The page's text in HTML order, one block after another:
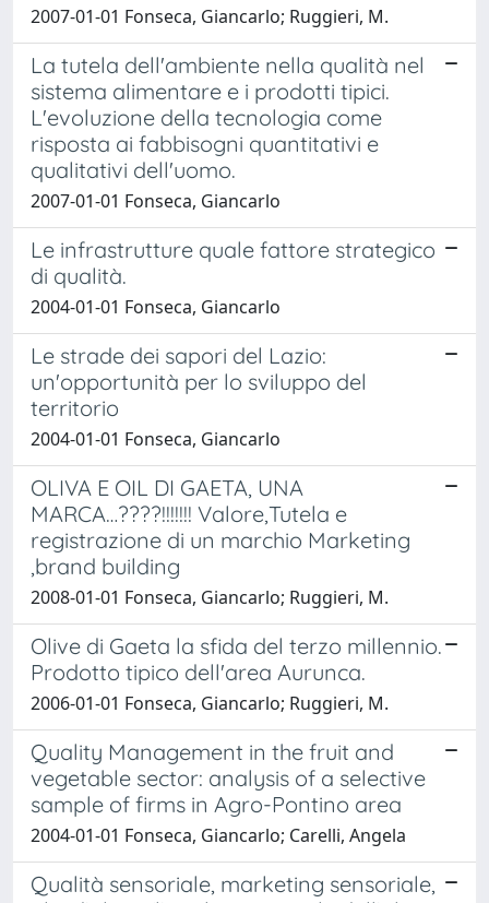
2007-01-01 Fonseca, Giancarlo; Ruggieri, M.
La tutela dell'ambiente nella qualità nel
sistema alimentare e i prodotti tipici.
L'evoluzione della tecnologia come
risposta ai fabbisogni quantitativi e
qualitativi dell'uomo.
2007-01-01 Fonseca, Giancarlo
Le infrastrutture quale fattore strategico
di qualità.
2004-01-01 Fonseca, Giancarlo
Le strade dei sapori del Lazio:
un'opportunità per lo sviluppo del
territorio
2004-01-01 Fonseca, Giancarlo
OLIVA E OIL DI GAETA, UNA
MARCA…????!!!!!!! Valore,Tutela e
registrazione di un marchio Marketing
,brand building
2008-01-01 Fonseca, Giancarlo; Ruggieri, M.
Olive di Gaeta la sfida del terzo millennio.
Prodotto tipico dell'area Aurunca.
2006-01-01 Fonseca, Giancarlo; Ruggieri, M.
Quality Management in the fruit and
vegetable sector: analysis of a selective
sample of firms in Agro-Pontino area
2004-01-01 Fonseca, Giancarlo; Carelli, Angela
Qualità sensoriale, marketing sensoriale,